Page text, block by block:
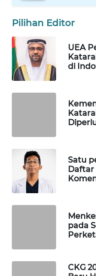
Pilihan Editor
UEA
di
Satu
Daftar
pada
CKG
CO ID
NET
WAHANA
SPORT
SELEB
WAHANA
PERSONA
WAHANA
HEALTH